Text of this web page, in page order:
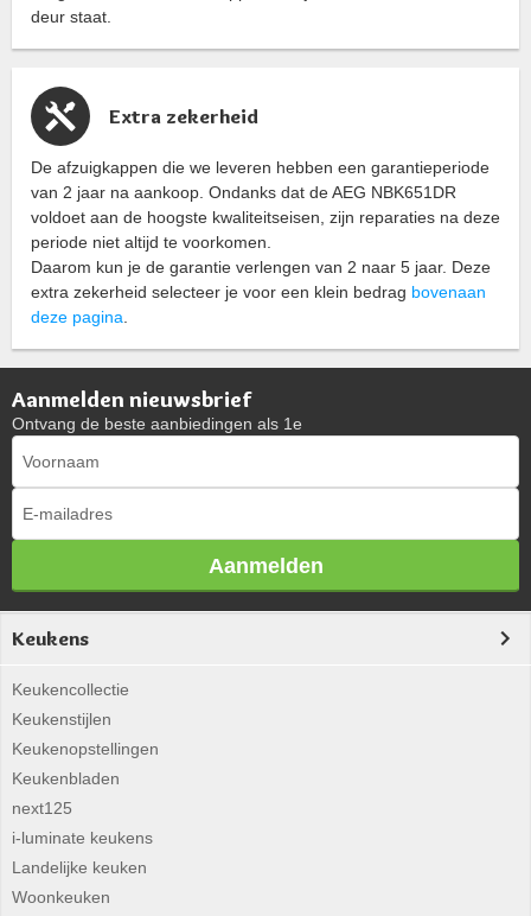
deur staat.
Extra zekerheid
De afzuigkappen die we leveren hebben een garantieperiode
van 2 jaar na aankoop. Ondanks dat de AEG NBK651DR
voldoet aan de hoogste kwaliteitseisen, zijn reparaties na deze
periode niet altijd te voorkomen.
Daarom kun je de garantie verlengen van 2 naar 5 jaar. Deze
extra zekerheid selecteer je voor een klein bedrag bovenaan
deze pagina.
Aanmelden nieuwsbrief
Ontvang de beste aanbiedingen als 1e
Aanmelden
Keukens
Keukencollectie
Keukenstijlen
Keukenopstellingen
Keukenbladen
next125
i-luminate keukens
Landelijke keuken
Woonkeuken